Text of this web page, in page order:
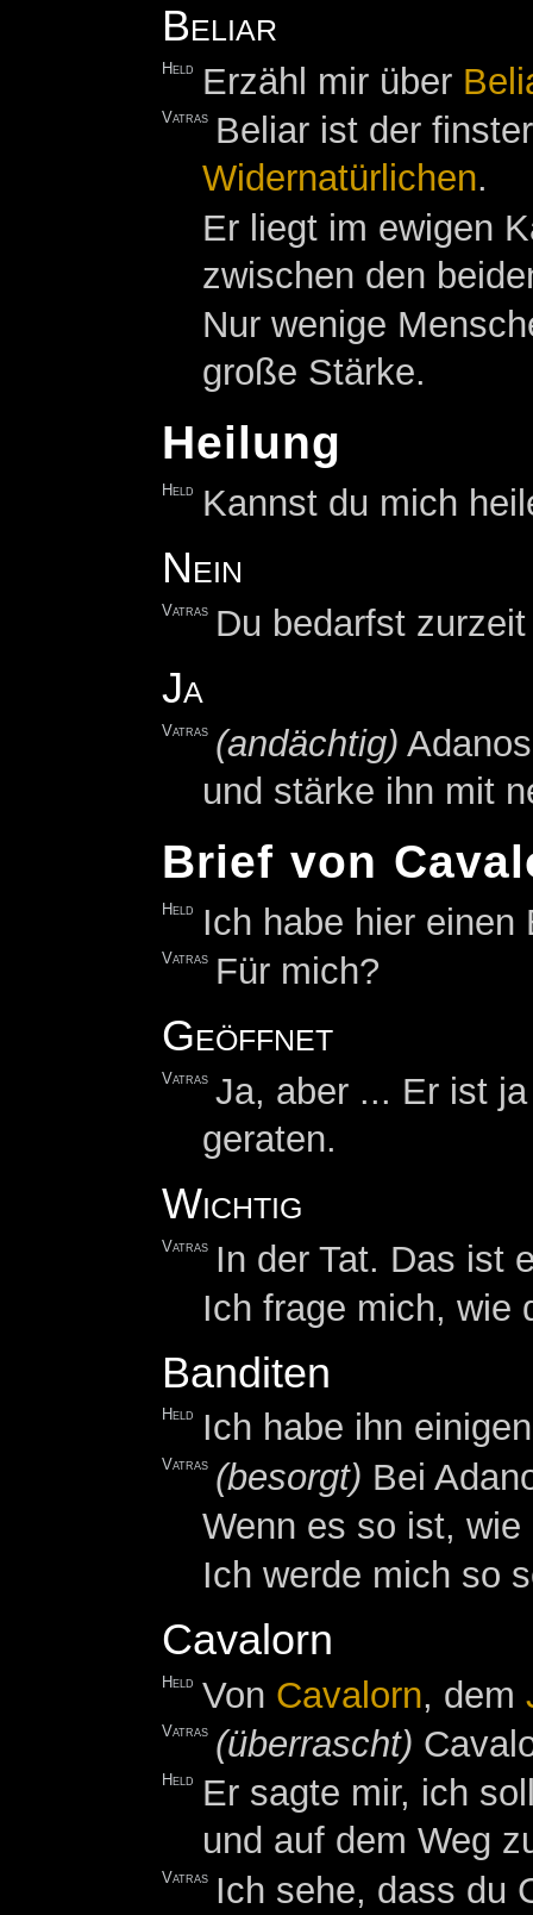
Beliar
Held Erzähl mir über
Vatras Beliar ist der
Widernatürlichen.
Er liegt im ewigen
zwischen den
Nur wenige
große Stärke.
Heilung
Held Kannst du mich
Nein
Vatras Du bedarfst
Ja
Vatras (andächtig)
und stärke ihn mit
Brief von
Held Ich habe hier einen
Vatras Für mich?
Geöffnet
Vatras Ja, aber ... Er ist
geraten.
Wichtig
Vatras In der Tat. Das ist
Ich frage mich, wie
Banditen
Held Ich habe ihn
Vatras (besorgt) Bei
Wenn es so ist,
Ich werde mich so
Cavalorn
Held Von Cavalorn, dem
Vatras (überrascht)
Held
Er sagte mir, ich
und auf dem Weg
Vatras Ich sehe, dass du